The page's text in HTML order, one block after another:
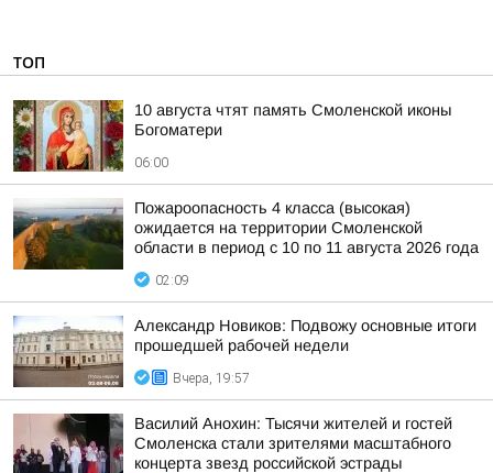
ТОП
10 августа чтят память Смоленской иконы
Богоматери
06:00
Пожароопасность 4 класса (высокая)
ожидается на территории Смоленской
области в период с 10 по 11 августа 2026 года
02:09
Александр Новиков: Подвожу основные итоги
прошедшей рабочей недели
Вчера, 19:57
Василий Анохин: Тысячи жителей и гостей
Смоленска стали зрителями масштабного
концерта звезд российской эстрады